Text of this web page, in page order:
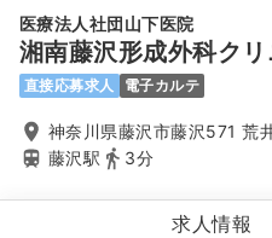
医療法人社団山下医院
湘南藤沢形成外科ク
直接応募求人 電子カルテ
神奈川県藤沢市藤沢571 荒
藤沢駅
3分
湘南藤沢形成
求人情報